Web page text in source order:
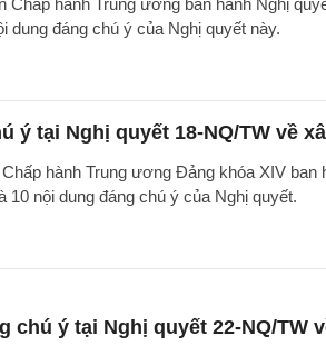
Chấp hành Trung ương ban hành Nghị
dung đáng chú ý của Nghị quyết này.
ý tại Nghị quyết 18-NQ/TW về
hành Trung ương Đảng khóa XIV
10 nội dung đáng chú ý của Nghị quyết.
chú ý tại Nghị quyết 22-NQ/TW